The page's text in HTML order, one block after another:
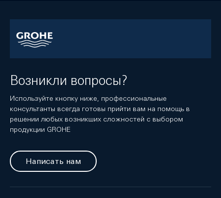
Возникли вопросы?
Используйте кнопку ниже, профессиональные
консультанты всегда готовы прийти вам на помощь в
решении любых возникших сложностей с выбором
продукции GROHE
Написать нам